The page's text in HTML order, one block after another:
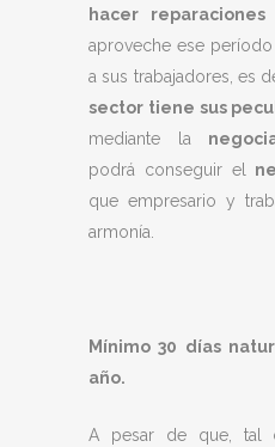
hacer
aproveche ese
a sus trabajadores, es
sector tiene sus
mediante la
podrá conseguir el
que empresario y
armonía.
Mínimo 30 días
año.
A pesar de que, tal